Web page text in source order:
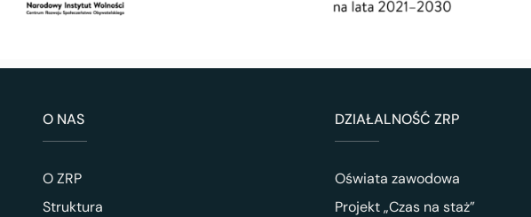
O NAS
O ZRP
Struktura
DZIAŁALNOŚĆ ZRP
Oświata zawodowa
Projekt „Czas na staż”